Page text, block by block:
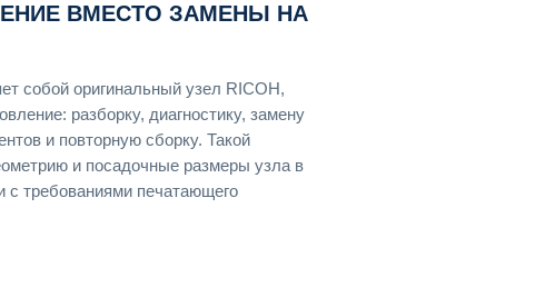
ВМЕСТО ЗАМЕНЫ НА
собой оригинальный узел RICOH,
разборку, диагностику, замену
и повторную сборку. Такой
и посадочные размеры узла в
с требованиями печатающего